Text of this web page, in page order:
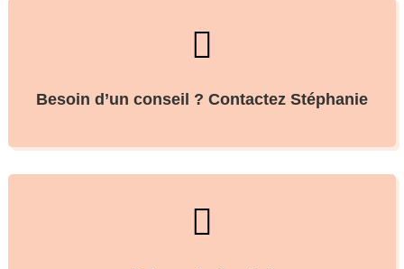

Besoin d’un conseil ? Contactez Stéphanie
